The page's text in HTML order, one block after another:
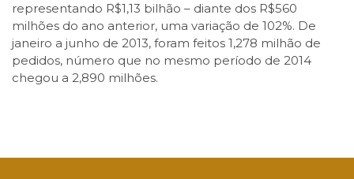
representando R$1,13 bilhão – diante dos R$560
milhões do ano anterior, uma variação de 102%. De
janeiro a junho de 2013, foram feitos 1,278 milhão de
pedidos, número que no mesmo período de 2014
chegou a 2,890 milhões.